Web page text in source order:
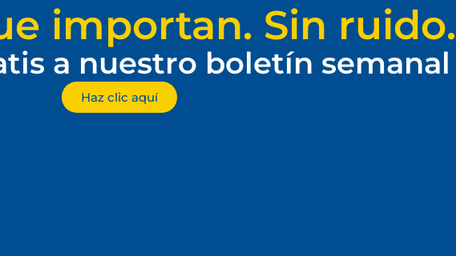
importan. Sin ruido.
a nuestro boletín semanal
Haz clic aquí